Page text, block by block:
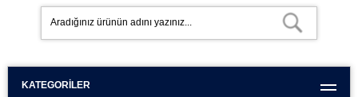
KATEGORILER